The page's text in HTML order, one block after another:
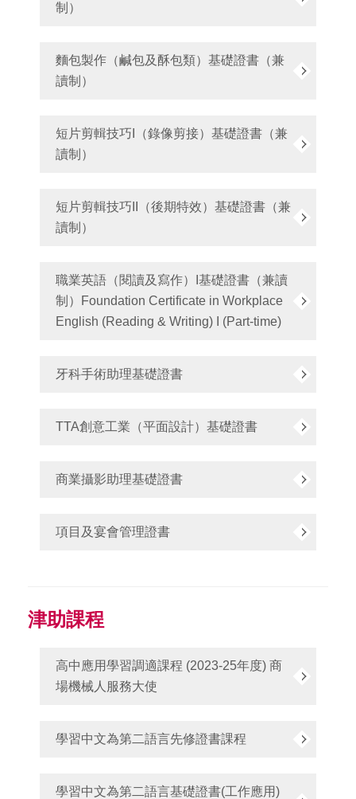
制）
麵包製作（鹹包及酥包類）基礎證書（兼
讀制）
短片剪輯技巧I（錄像剪接）基礎證書（兼
讀制）
短片剪輯技巧II（後期特效）基礎證書（兼
讀制）
職業英語（閱讀及寫作）I基礎證書（兼讀
制）Foundation Certificate in Workplace
English (Reading & Writing) I (Part-time)
牙科手術助理基礎證書
TTA創意工業（平面設計）基礎證書
商業攝影助理基礎證書
項目及宴會管理證書
津助課程
高中應用學習調適課程 (2023-25年度) 商
場機械人服務大使
學習中文為第二語言先修證書課程
學習中文為第二語言基礎證書(工作應用)